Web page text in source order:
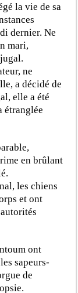
la vie de sa
dernier. Ne
mari,
ne
a décidé de
elle a été
étranglée
en brûlant
les chiens
et ont
ont
sapeurs-
de